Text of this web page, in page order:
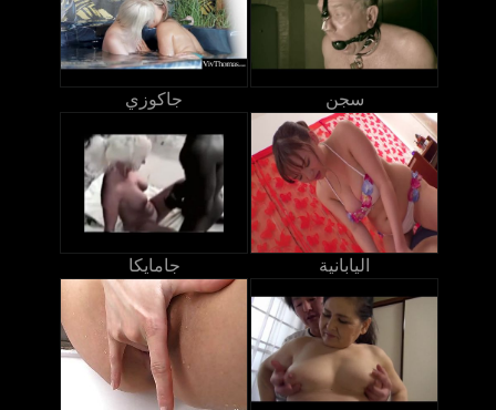
جاكوزي سجن
جامايكا اليابانية